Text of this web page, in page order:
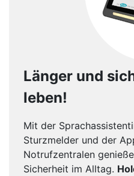
Länger und
leben!
Mit der
Sturzmelder und der
Notrufzentralen
Sicherheit im Alltag.